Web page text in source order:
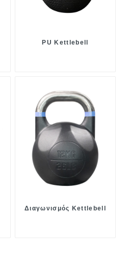
PU Kettlebell
Διαγωνισμός Kettlebell